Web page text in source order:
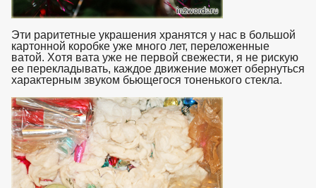
Эти раритетные украшения хранятся у нас в большой
картонной коробке уже много лет, переложенные
ватой. Хотя вата уже не первой свежести, я не рискую
ее перекладывать, каждое движение может обернуться
характерным звуком бьющегося тоненького стекла.